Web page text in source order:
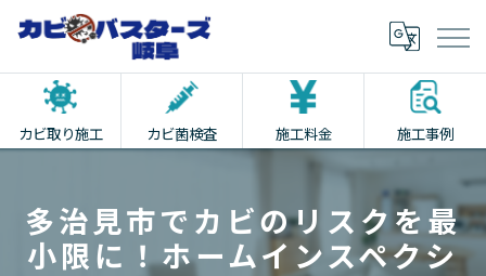
カビ取り施工 カビ菌検査 施工料金 施工事例
多治見市でカビのリスクを最
小限に！ホームインスペクシ